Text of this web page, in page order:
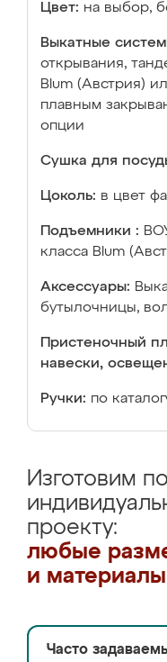
Цвет: на выбор,
Выкатные
открывания,
Blum (Австрия)
плавным
опции
Сушка для
Цоколь: в цвет
Подъемники :
класса Blum
Аксессуары:
бутылочницы,
Пристеночный
навески,
Ручки: по
Изготовим по
проекту:
любые
и материалы
Часто